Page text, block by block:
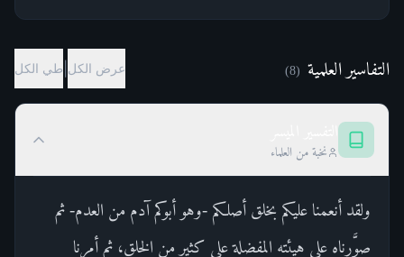
التفاسير العلمية (
8
) عرض الكل طي الكل
نخبة من العلماء
ولقد أنعمنا عليكم بخلق أصلكم -وهو أبوكم آدم من العدم- ثم
صوَّرناه على هيئته المفضلة على كثير من الخلق، ثم أمرنا